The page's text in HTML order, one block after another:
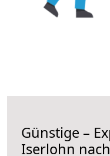
Günstige –
Iserlohn